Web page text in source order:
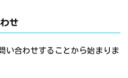
せ
い合わせすることから始まりま